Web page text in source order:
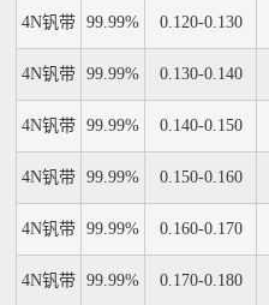
4N钒带 99.99% 0.120-0.130
4N钒带 99.99% 0.130-0.140
4N钒带 99.99% 0.140-0.150
4N钒带 99.99% 0.150-0.160
4N钒带 99.99% 0.160-0.170
4N钒带 99.99% 0.170-0.180